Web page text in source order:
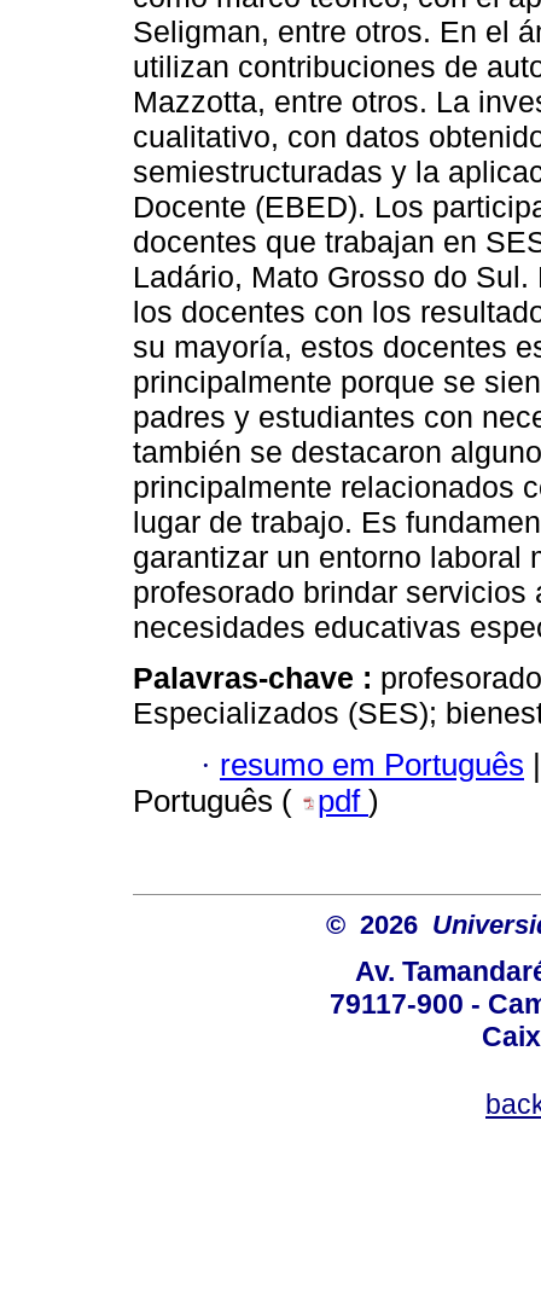
Seligman, entre otros. En el
utilizan contribuciones de
Mazzotta, entre otros. La
cualitativo, con datos
semiestructuradas y la
Docente (EBED). Los
docentes que trabajan en
Ladário, Mato Grosso do
los docentes con los
su mayoría, estos docentes
principalmente porque se
padres y estudiantes con
también se destacaron
principalmente relacionados
lugar de trabajo. Es
garantizar un entorno laboral
profesorado brindar
necesidades educativas
Palavras-chave :
Especializados (SES);
· resumo em Português |
Português (
pdf )
© 2026
Av.
79117-900 -